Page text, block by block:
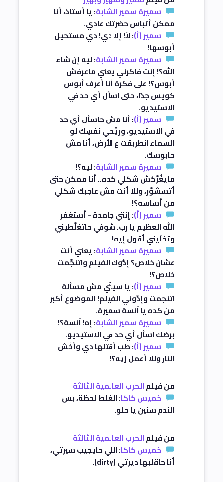
سميرة سمير الشابة: يا أستاذ، أنا
ممكن أتباس حضرتك عادي.
سمير (أ): لأ! إلا دي! دي مستحيل
أبوسها!
سميرة سمير الشابة: ليه إن شاء
الله؟! إنت فاكرني يعني ماعرفش
أبوس؟! على فكرة أنا أعرف أبوس
كويس جدًا، حتى اسأل أي حد في
الاستيديو.
سمير (أ): أنا مش حاسأل أي حد
في الاستيديو، وريَّحي نفسِك لو
السماء انطربقت ع الأرض، أنا مش
حابوسك.
سميرة سمير الشابة: ليه؟!
مايغُرَّكش شكلي كده.. أنا ممكن حتى
أتسشوَّر، وللا أنت مش عاجبك شكلي
من أساسه؟!
سمير (أ): إنتي جامدة - أستغفر
الله العظيم يا رب. شوفي حاتغلَّطيني
وتخلّيني أقول إيه!
سميرة سمير الشابة: يعني أنت
عشان خلاص؟ إدُّوك الفيلم واتنجِّمت
خلاص؟!
سمير (أ): يا سيتّي مش مسألة
اتنجمت وإدّوني الفيلم! الموضوع أكبر
من كده يا آنسة سميرة.
سميرة سمير الشابة: إه! آنسة؟!
برضك اسأل أي حد في الاستيديو.
سمير (أ): طب أقتلها دي وأخُش
النار وللا أعمل إيه؟!
من فيلمالحرب العالمية الثالثة
خميس كاكا: الغلط لحظة، بس
الندم سنين يا حلو.
من فيلمالحرب العالمية الثالثة
خميس كاكا: اللي حايجيب سيرتي،
أنا حاقلبها ديرتي (dirty).